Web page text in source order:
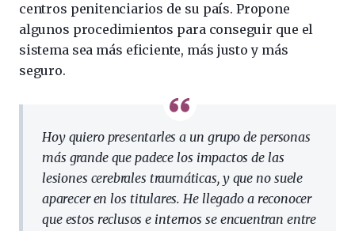
centros penitenciarios de su país. Propone
algunos procedimientos para conseguir que el
sistema sea más eficiente, más justo y más
seguro.
Hoy quiero presentarles a un grupo de personas
más grande que padece los impactos de las
lesiones cerebrales traumáticas, y que no suele
aparecer en los titulares. He llegado a reconocer
que estos reclusos e internos se encuentran entre